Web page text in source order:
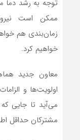
توجه به رشد دما
ممکن است
زمان‌بندی هم
خواهیم کرد.
معاون جدید
اولویت‌ها و
می‌آید تا جایی
مشترکان حداقل